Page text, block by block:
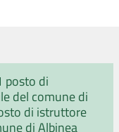
posto di
del comune di
di istruttore
di Albinea